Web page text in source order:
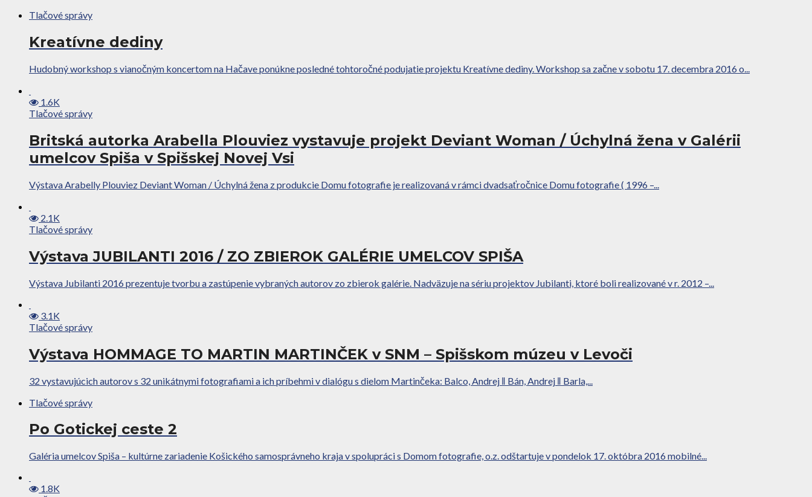
Tlačové správy
Kreatívne dediny
Hudobný workshop s vianočným koncertom na Hačave ponúkne posledné tohtoročné podujatie projektu Kreatívne dediny. Workshop sa začne v sobotu 17. decembra 2016 o...
1.6K
Tlačové správy
Britská autorka Arabella Plouviez vystavuje projekt Deviant Woman / Úchylná žena v Galérii
umelcov Spiša v Spišskej Novej Vsi
Výstava Arabelly Plouviez Deviant Woman / Úchylná žena z produkcie Domu fotografie je realizovaná v rámci dvadsaťročnice Domu fotografie ( 1996 –...
2.1K
Tlačové správy
Výstava JUBILANTI 2016 / ZO ZBIEROK GALÉRIE UMELCOV SPIŠA
Výstava Jubilanti 2016 prezentuje tvorbu a zastúpenie vybraných autorov zo zbierok galérie. Nadväzuje na sériu projektov Jubilanti, ktoré boli realizované v r. 2012 –...
3.1K
Tlačové správy
Výstava HOMMAGE TO MARTIN MARTINČEK v SNM – Spišskom múzeu v Levoči
32 vystavujúcich autorov s 32 unikátnymi fotografiami a ich príbehmi v dialógu s dielom Martinčeka: Balco, Andrej ǁ Bán, Andrej ǁ Barla,...
Tlačové správy
Po Gotickej ceste 2
Galéria umelcov Spiša – kultúrne zariadenie Košického samosprávneho kraja v spolupráci s Domom fotografie, o.z. odštartuje v pondelok 17. októbra 2016 mobilné...
1.8K